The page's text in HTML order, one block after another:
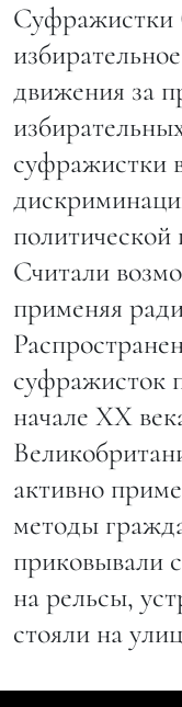
движения за
суфражистки
Считали
применяя
суфражисток
начале XX
активно
методы
приковывали
на рельсы,
стояли на